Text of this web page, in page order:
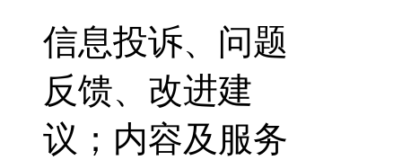
信息投诉、问题
反馈、改进建
议；内容及服务